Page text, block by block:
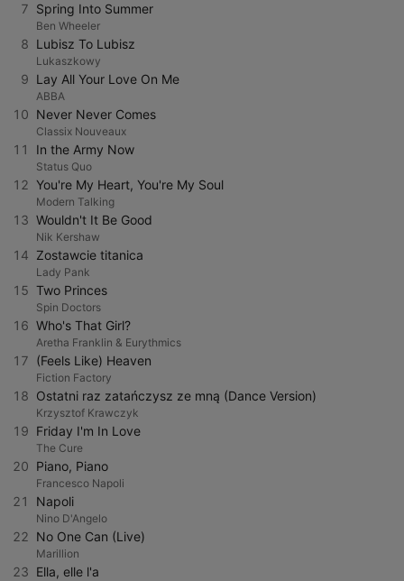
7 Spring Into Summer
Ben Wheeler
8 Lubisz To Lubisz
Lukaszkowy
9 Lay All Your Love On Me
ABBA
10 Never Never Comes
Classix Nouveaux
11 In the Army Now
Status Quo
12 You're My Heart, You're My Soul
Modern Talking
13 Wouldn't It Be Good
Nik Kershaw
14 Zostawcie titanica
Lady Pank
15 Two Princes
Spin Doctors
16 Who's That Girl?
Aretha Franklin & Eurythmics
17 (Feels Like) Heaven
Fiction Factory
18 Ostatni raz zatańczysz ze mną (Dance Version)
Krzysztof Krawczyk
19 Friday I'm In Love
The Cure
20 Piano, Piano
Francesco Napoli
21 Napoli
Nino D'Angelo
22 No One Can (Live)
Marillion
23 Ella, elle l'a